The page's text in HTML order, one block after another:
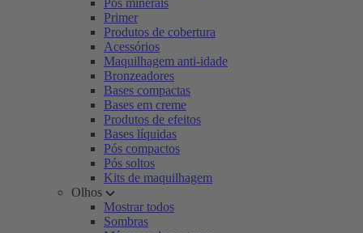
Pós minerais
Primer
Produtos de cobertura
Acessórios
Maquilhagem anti-idade
Bronzeadores
Bases compactas
Bases em creme
Produtos de efeitos
Bases líquidas
Pós compactos
Pós soltos
Kits de maquilhagem
Olhos
Mostrar todos
Sombras